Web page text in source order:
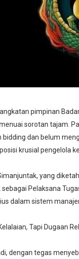
Minta Presiden RI
Kabupaten
Sanggau AKBP
Pamtas RI-Malaysia
pimpinan
sorotan tajam.
bidding dan belum
krusial pengelola
yang
Pelaksana
dalam sistem
Tapi Dugaan
dengan tegas